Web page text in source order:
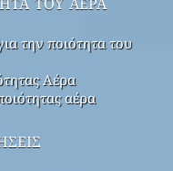
την ποιότητα του
Αέρα
αέρα